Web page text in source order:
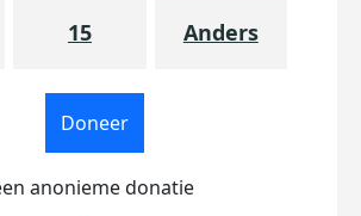
15 Anders
Doneer
anonieme donatie